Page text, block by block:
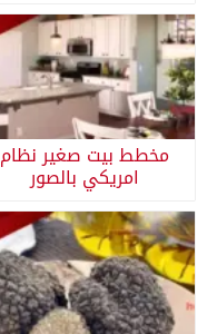
مخطط بيت صغير نظام
امريكي بالصور